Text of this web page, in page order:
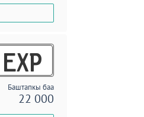
EXP
Баштапкы баа
22 000